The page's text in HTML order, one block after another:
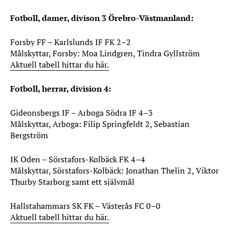
Fotboll, damer, divison 3 Örebro-Västmanland:
Forsby FF – Karlslunds IF FK 2–2
Målskyttar, Forsby: Moa Lindgren, Tindra Gyllström
Aktuell tabell hittar du här.
Fotboll, herrar, division 4:
Gideonsbergs IF – Arboga Södra IF 4–3
Målskyttar, Arboga: Filip Springfeldt 2, Sebastian
Bergström
IK Oden – Sörstafors-Kolbäck FK 4–4
Målskyttar, Sörstafors-Kolbäck: Jonathan Thelin 2, Viktor
Thurby Starborg samt ett självmål
Hallstahammars SK FK – Västerås FC 0–0
Aktuell tabell hittar du här.